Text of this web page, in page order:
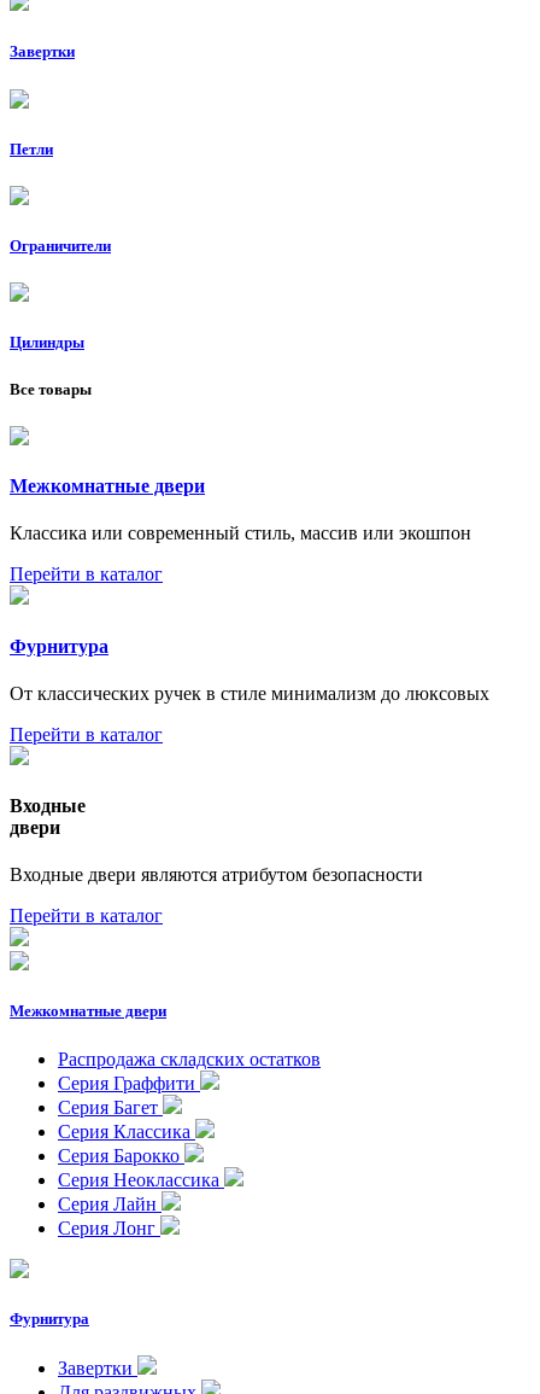
Завертки
Петли
Ограничители
Цилиндры
Все товары
Межкомнатные двери
Классика или современный стиль, массив или экошпон
Перейти в каталог
Фурнитура
От классических ручек в стиле минимализм до люксовых
Перейти в каталог
Входные
двери
Входные двери являются атрибутом безопасности
Перейти в каталог
Межкомнатные двери
Распродажа складских остатков
Серия Граффити
Серия Багет
Серия Классика
Серия Барокко
Серия Неоклассика
Серия Лайн
Серия Лонг
Фурнитура
Завертки